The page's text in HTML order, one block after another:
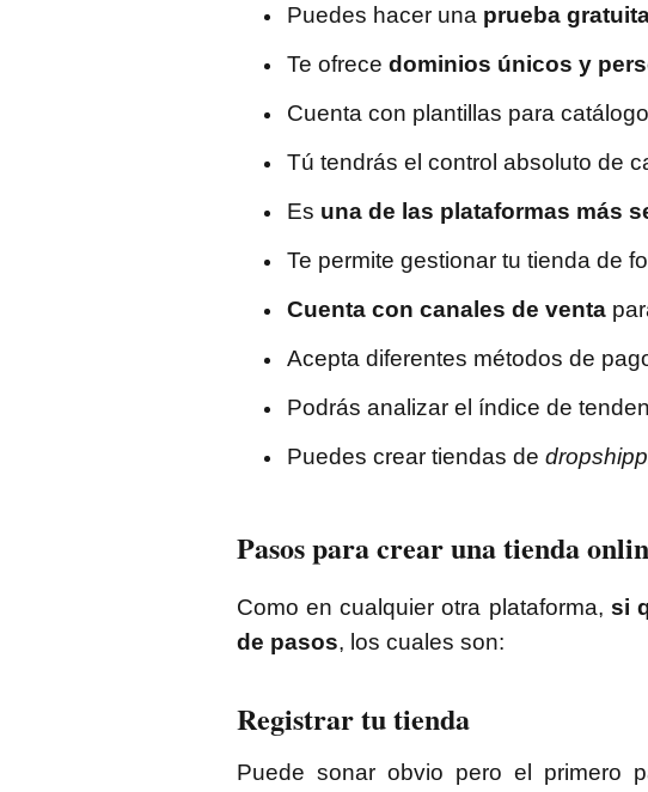
Puedes hacer una prueba
Te ofrece dominios únicos y
Cuenta con plantillas para
Tú tendrás el control absoluto de
Es una de las plataformas más
Te permite gestionar tu tienda de
Cuenta con canales de venta
Acepta diferentes métodos de
Podrás analizar el índice de
Puedes crear tiendas de
Pasos para crear una tienda
Como en cualquier otra plataforma, si
de pasos, los cuales son:
Registrar tu tienda
Puede sonar obvio pero el primero